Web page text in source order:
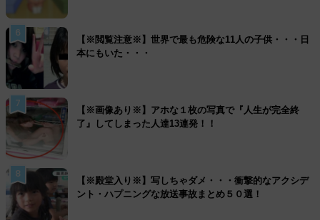
6
【※閲覧注意※】世界で最も危険な11人の子供・・・日
本にもいた・・・
7
【※画像あり※】アホな１枚の写真で『人生が完全終
了』してしまった人達13連発！！
8
【※殿堂入り※】写しちゃダメ・・・衝撃的なアクシデ
ント・ハプニングな放送事故まとめ５０選！